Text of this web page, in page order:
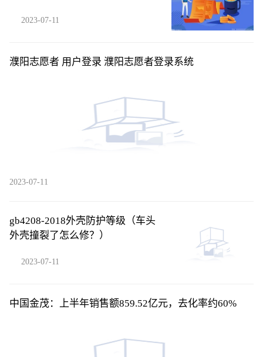
2023-07-11
濮阳志愿者 用户登录 濮阳志愿者登录系统
2023-07-11
gb4208-2018外壳防护等级（车头
外壳撞裂了怎么修？）
2023-07-11
中国金茂：上半年销售额859.52亿元，去化率约60%